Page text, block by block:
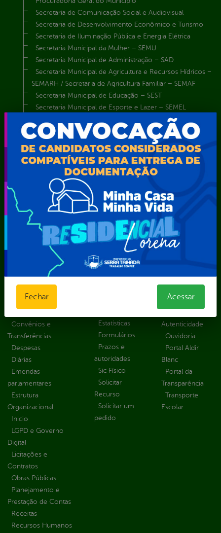
Secretaria de Comunicação Social e Audiovisual
Secretaria de Desenvolvimento Econômico e Turismo
Secretaria de Iluminação Pública e Energia Elétrica
Secretaria Municipal da Mulher – SEMU
Secretaria Municipal de Administração – SAD
Secretaria Municipal de Agricultura e Recursos Hídricos –
SEMARH / Secretaria de Agricultura Familiar – SEMAF
Secretaria Municipal de Educação – SEST
Secretaria Municipal de Esporte e Lazer – SEMEL
Secretaria Municipal de Governo – SEGOV
Secretaria Municipal de Meio Ambiente – SEMA
Secretaria Municipal de Planejamento e Gestão – SEPLAG
Secretaria Municipal de Relações Institucionais – SEMRI
Secretaria Municipal de Saúde – SMS
Secretaria Municipal de Serviços Públicos – SEMUSP
Superintendência de Trânsito e Transportes de Serra
Talhada-STTRANS
Transparência, Fiscalização e Controle
Portal da
Transparência
Educação
Atos normativos
Convênios e
Transferências
Despesas
Diárias
Emendas
parlamentares
Estrutura
Organizacional
Inicio
LGPD e Governo
Digital
Licitações e
Contratos
Obras Públicas
Planejamento e
Prestação de Contas
Receitas
Recursos Humanos
Como
solicitar
Estatísticas
Formulários
Prazos e
autoridades
Sic Físico
Solicitar
Recurso
Solicitar um
pedido
Outros
Serviços
Carta de
E-sic
Autenticidade
Ouvidoria
Portal Aldir
Blanc
Portal da
Transparência
Transporte
Escolar
Fechar Acessar